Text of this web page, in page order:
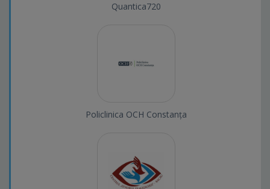
Quantica720
Policlinica OCH Constanța